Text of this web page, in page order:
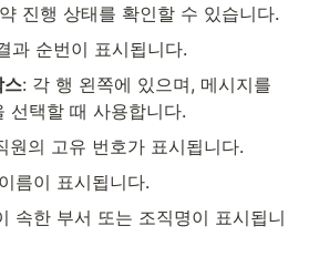
진행 상태를 확인할 수 있습니다.
과 순번이 표시됩니다.
스: 각 행 왼쪽에 있으며, 메시지를
선택할 때 사용합니다.
원의 고유 번호가 표시됩니다.
름이 표시됩니다.
속한 부서 또는 조직명이 표시됩니